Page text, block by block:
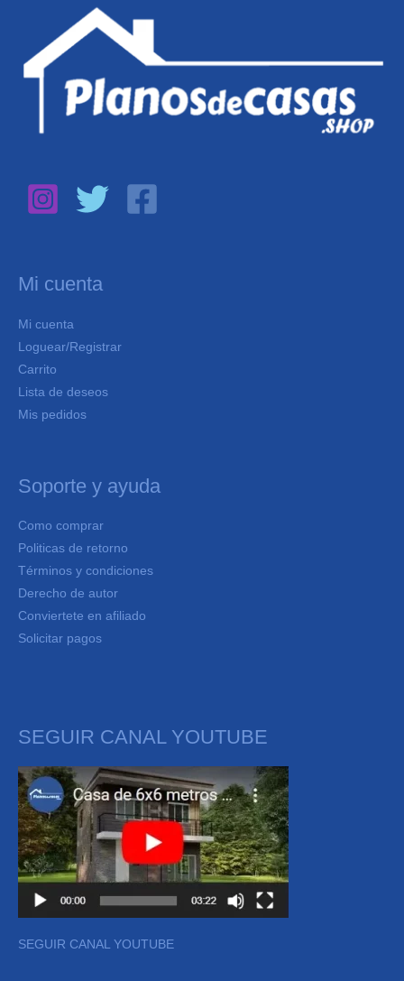
Mi cuenta
Mi cuenta
Loguear/Registrar
Carrito
Lista de deseos
Mis pedidos
Soporte y ayuda
Como comprar
Politicas de retorno
Términos y condiciones
Derecho de autor
Conviertete en afiliado
Solicitar pagos
SEGUIR CANAL YOUTUBE
SEGUIR CANAL YOUTUBE